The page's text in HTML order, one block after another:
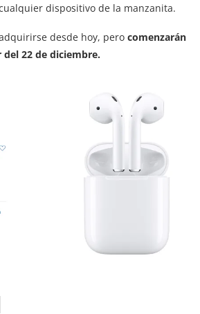
dispositivo de la manzanita.
desde hoy, pero comenzarán
22 de diciembre.